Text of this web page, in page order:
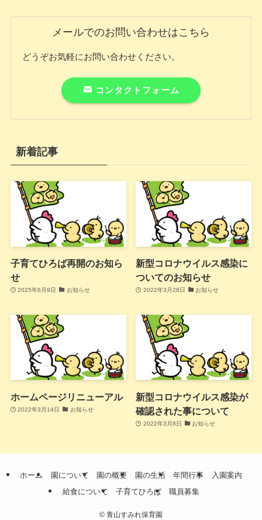
メールでのお問い合わせはこちら
どうぞお気軽にお問い合わせください。
コンタクトフォーム
新着記事
子育てひろば再開のお知ら
せ
2025年6月9日 お知らせ
新型コロナウイルス感染に
ついてのお知らせ
2022年3月28日 お知らせ
ホームページリニューアル
2022年3月14日 お知らせ
新型コロナウイルス感染が
確認された事について
2022年3月8日 お知らせ
ホーム 園について 園の概要 園の生活 年間行事
入園案内
給食について
子育てひろば 職員募集
© 青山すみれ保育園